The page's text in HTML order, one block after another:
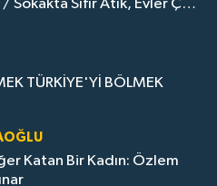
Sokakta Sıfır Atık, Evler Çöp
TÜRKİYE'Yİ BÖLMEK
Katan Bir Kadın: Özlem